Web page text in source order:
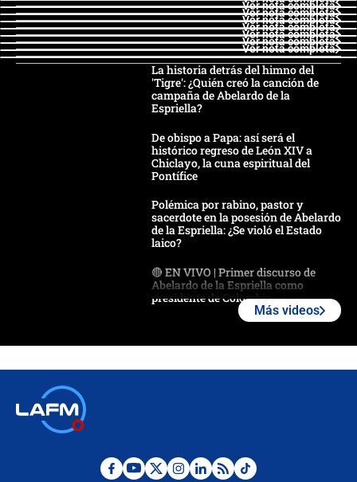
Ver nota completa
Ver nota completa
Ver nota completa
Ver nota completa
Ver nota completa
Ver nota completa
Ver nota completa
La historia detrás del himno del
'Tigre': ¿Quién creó la canción de
campaña de Abelardo de la
Espriella?
De obispo a Papa: así será el
histórico regreso de León XIV a
Chiclayo, la cuna espiritual del
Pontífice
Polémica por rabino, pastor y
sacerdote en la posesión de Abelardo
de la Espriella: ¿Se violó el Estado
laico?
🔴 EN VIVO | Primer discurso de
Abelardo de la Espriella como
presidente de Colombia
Desde dermatitis hasta infecciones:
Más videos